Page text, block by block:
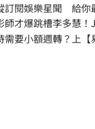
訂閱娛樂星聞 給你
師才爆跳槽李多慧
需要小額週轉？上